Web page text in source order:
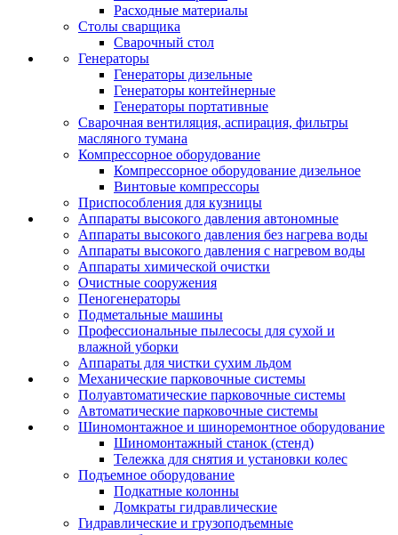
Расходные материалы
Столы сварщика
Сварочный стол
Генераторы
Генераторы дизельные
Генераторы контейнерные
Генераторы портативные
Сварочная вентиляция, аспирация, фильтры
масляного тумана
Компрессорное оборудование
Компрессорное оборудование дизельное
Винтовые компрессоры
Приспособления для кузницы
Аппараты высокого давления автономные
Аппараты высокого давления без нагрева воды
Аппараты высокого давления с нагревом воды
Аппараты химической очистки
Очистные сооружения
Пеногенераторы
Подметальные машины
Профессиональные пылесосы для сухой и
влажной уборки
Аппараты для чистки сухим льдом
Механические парковочные системы
Полуавтоматические парковочные системы
Автоматические парковочные системы
Шиномонтажное и шиноремонтное оборудование
Шиномонтажный станок (стенд)
Тележка для снятия и установки колес
Подъемное оборудование
Подкатные колонны
Домкраты гидравлические
Гидравлические и грузоподъемные